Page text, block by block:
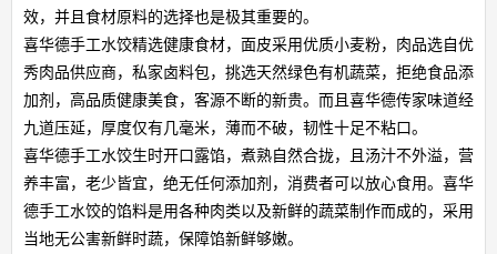
效，并且食材原料的选择也是极其重要的。
喜华德手工水饺精选健康食材，面皮采用优质小麦粉，肉品选自优
秀肉品供应商，私家卤料包，挑选天然绿色有机蔬菜，拒绝食品添
加剂，高品质健康美食，客源不断的新贵。而且喜华德传家味道经
九道压延，厚度仅有几毫米，薄而不破，韧性十足不粘口。
喜华德手工水饺生时开口露馅，煮熟自然合拢，且汤汁不外溢，营
养丰富，老少皆宜，绝无任何添加剂，消费者可以放心食用。喜华
德手工水饺的馅料是用各种肉类以及新鲜的蔬菜制作而成的，采用
当地无公害新鲜时蔬，保障馅新鲜够嫩。